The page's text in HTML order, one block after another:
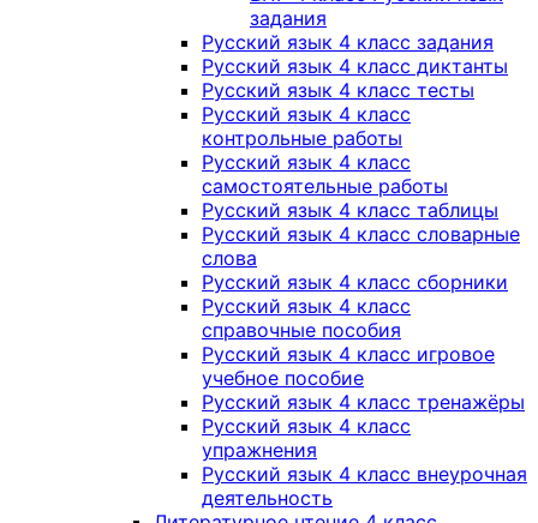
задания
Русский язык 4 класс задания
Русский язык 4 класс диктанты
Русский язык 4 класс тесты
Русский язык 4 класс
контрольные работы
Русский язык 4 класс
самостоятельные работы
Русский язык 4 класс таблицы
Русский язык 4 класс словарные
слова
Русский язык 4 класс сборники
Русский язык 4 класс
справочные пособия
Русский язык 4 класс игровое
учебное пособие
Русский язык 4 класс тренажёры
Русский язык 4 класс
упражнения
Русский язык 4 класс внеурочная
деятельность